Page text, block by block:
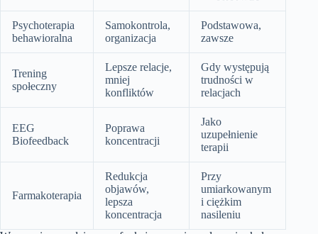
Psychoterapia
behawioralna
Samokontrola,
organizacja
Podstawowa,
zawsze
Trening
społeczny
Lepsze relacje,
mniej
konfliktów
Gdy występują
trudności w
relacjach
EEG
Biofeedback
Poprawa
koncentracji
Jako
uzupełnienie
terapii
Farmakoterapia
Redukcja
objawów,
lepsza
koncentracja
Przy
umiarkowanym
i ciężkim
nasileniu